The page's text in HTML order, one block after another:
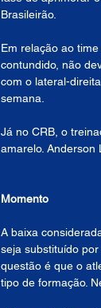
Brasileirão.
Em relação ao
contundido, não
com o lateral-
semana.
Já no CRB, o
amarelo. Anderson
Momento
A baixa
seja substituído
questão é que o
tipo de formação.